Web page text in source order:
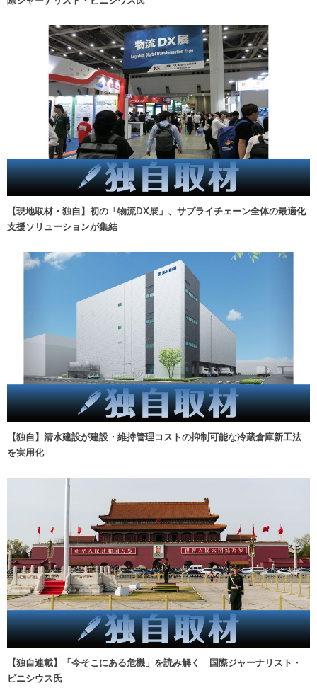
【現地取材・独自】初の「物流DX展」、サプライチェーン全体の最適化
支援ソリューションが集結
【独自】清水建設が建設・維持管理コストの抑制可能な冷蔵倉庫新工法
を実用化
【独自連載】「今そこにある危機」を読み解く 国際ジャーナリスト・
ビニシウス氏